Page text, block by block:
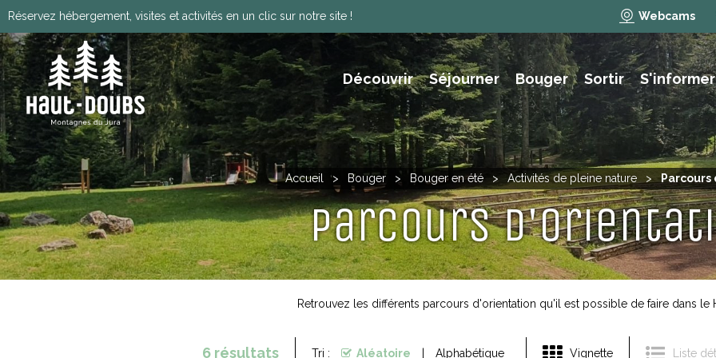
Réservez hébergement, visites et activités en un clic sur notre site ! Webcams
Découvrir Séjourner Bouger Sortir S'informer
Accueil > Bouger > Bouger en été > Activités de pleine nature >
Parcours
Retrouvez les différents parcours d'orientation qu'il est possible de faire dans le
Vignette Liste
6 résultats Tri : Aléatoire Alphabétique